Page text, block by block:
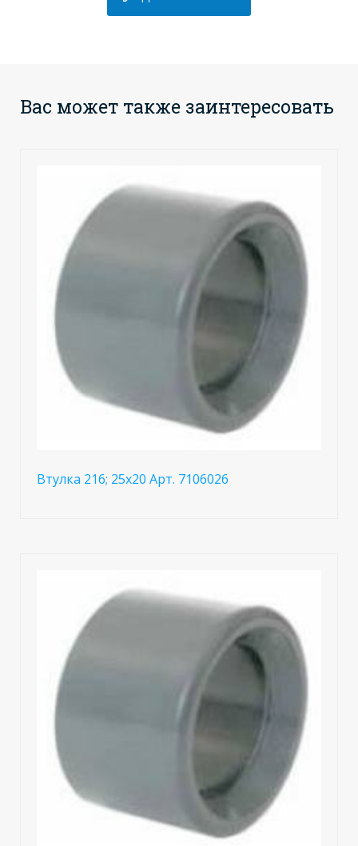
Вас может также заинтересовать
Втулка 216; 25x20 Арт. 7106026